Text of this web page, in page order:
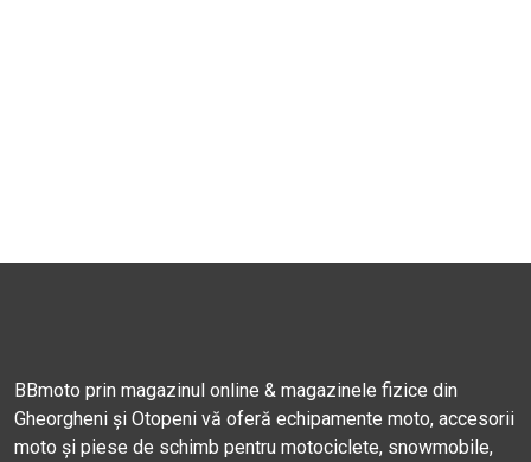
BBmoto prin magazinul online & magazinele fizice din
Gheorgheni și Otopeni vă oferă echipamente moto, accesorii
moto și piese de schimb pentru motociclete, snowmobile,